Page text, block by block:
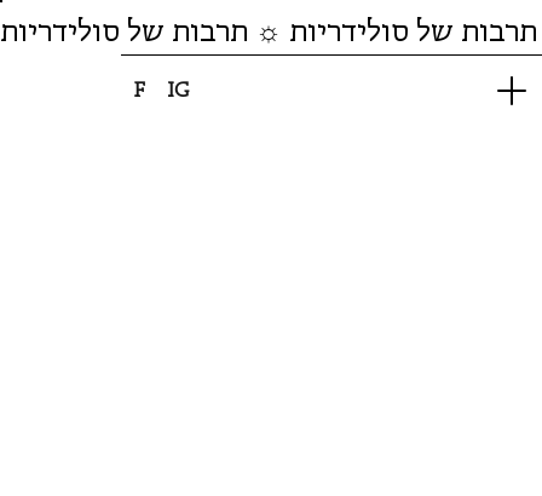
F IG
של סולידריות ☼ תרבות של סולידריות